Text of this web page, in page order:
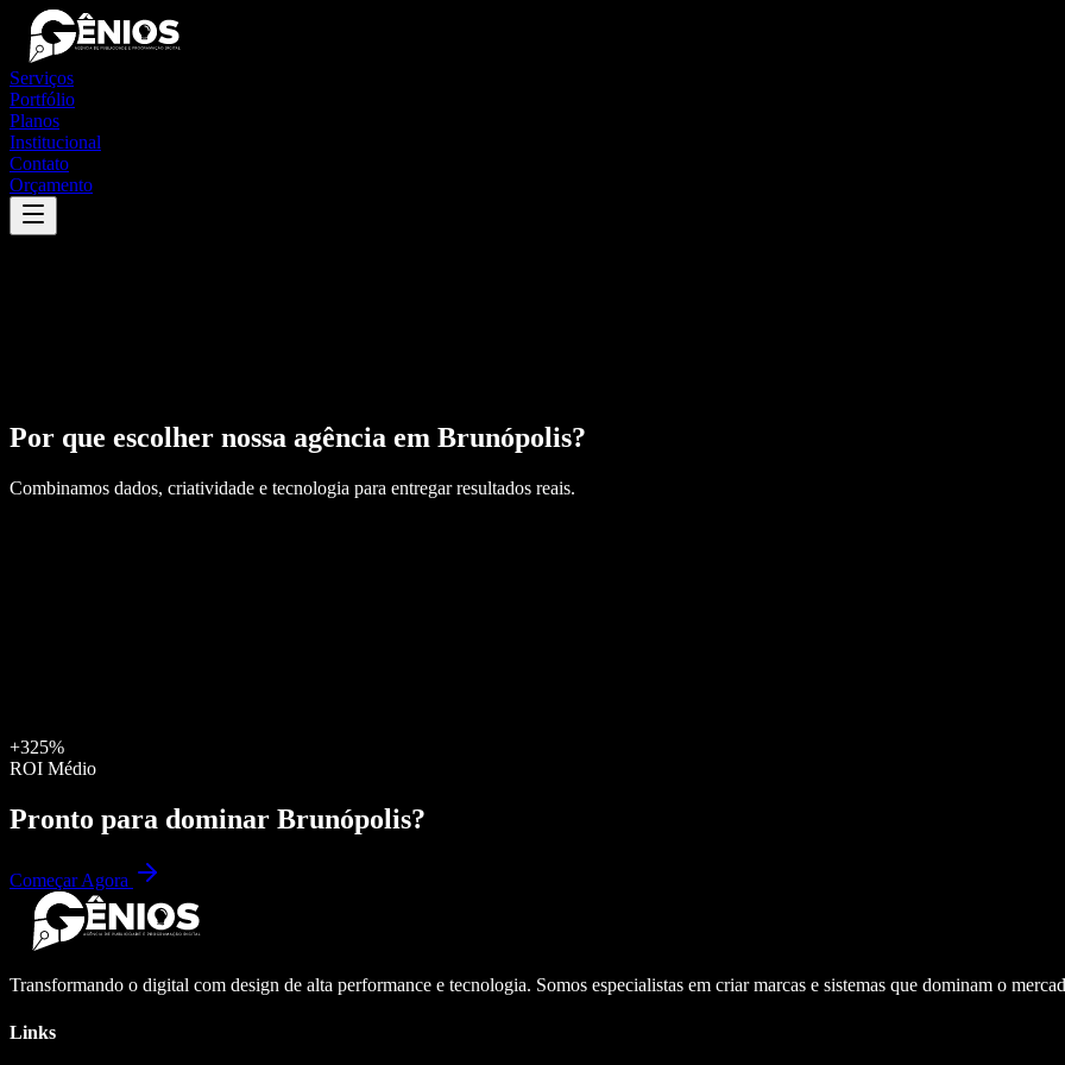
Serviços
Portfólio
Planos
Institucional
Contato
Orçamento
Por que escolher nossa agência em Brunópolis?
Combinamos dados, criatividade e tecnologia para entregar resultados reais.
+325%
ROI Médio
Pronto para dominar Brunópolis?
Começar Agora
Transformando o digital com design de alta performance e tecnologia. Somos especialistas em criar marcas e sistemas que dominam o
Links